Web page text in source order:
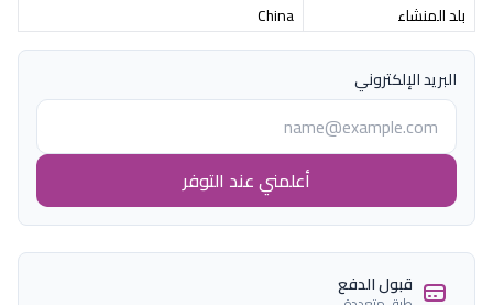
بلد المنشاء
China
البريد الإلكتروني
أعلمني عند التوفر
قبول الدفع